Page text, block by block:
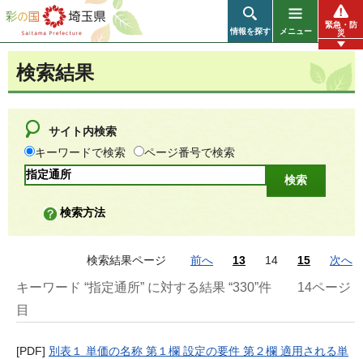
彩の国 埼玉県
情報を探す メニュー
緊急・防
災
検索結果
サイト内検索
キーワードで検索
ページ番号で検索
検索方法
検索結果ページ 前へ 13 14 15 次へ
キーワード “指定通所” に対する結果 “330”件
14ページ
目
[PDF] 別表１ 単価の名称 第１欄 設定の要件 第２欄 適用される単